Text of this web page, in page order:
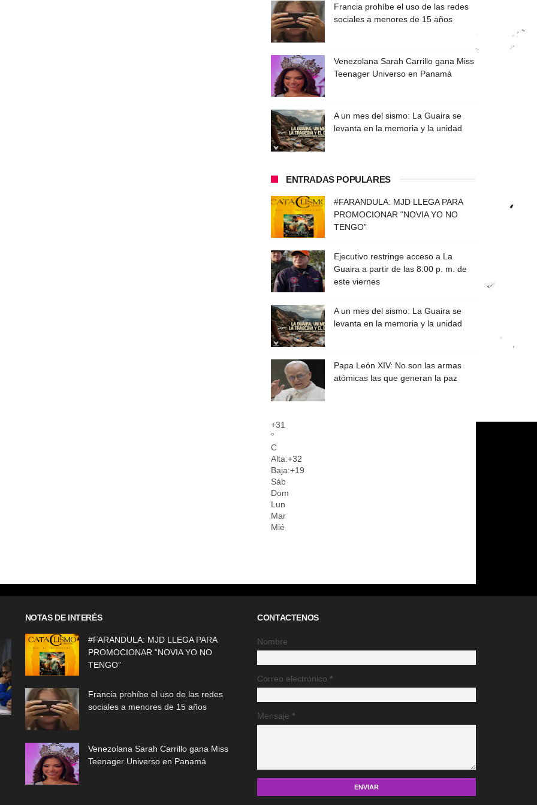
Francia prohíbe el uso de las redes
sociales a menores de 15 años
Venezolana Sarah Carrillo gana Miss
Teenager Universo en Panamá
A un mes del sismo: La Guaira se
levanta en la memoria y la unidad
ENTRADAS POPULARES
#FARANDULA: MJD LLEGA PARA
PROMOCIONAR “NOVIA YO NO
TENGO”
Ejecutivo restringe acceso a La
Guaira a partir de las 8:00 p. m. de
este viernes
A un mes del sismo: La Guaira se
levanta en la memoria y la unidad
Papa León XIV: No son las armas
atómicas las que generan la paz
+31
°
C
Alta:+32
Baja:+19
Sáb
Dom
Lun
Mar
Mié
NOTAS DE INTERÉS
#FARANDULA: MJD LLEGA PARA
PROMOCIONAR “NOVIA YO NO
TENGO”
Francia prohíbe el uso de las redes
sociales a menores de 15 años
Venezolana Sarah Carrillo gana Miss
Teenager Universo en Panamá
CONTACTENOS
Nombre
Correo electrónico*
Mensaje*